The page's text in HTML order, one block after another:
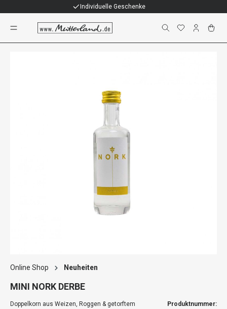
Individuelle Geschenke
Online Shop Neuheiten
MINI NORK DERBE
Doppelkorn aus Weizen, Roggen & getorftem
Produktnummer: